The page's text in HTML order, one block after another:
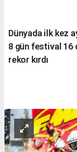
Dünyada ilk kez
8 gün festival 16
rekor kırdı